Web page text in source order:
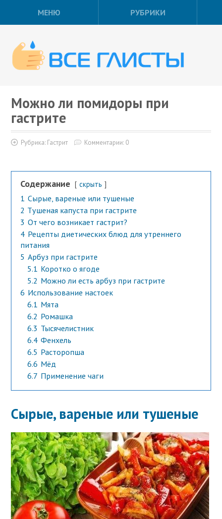
МЕНЮ РУБРИКИ
Можно ли помидоры при
гастрите
Рубрика: Гастрит Комментарии: 0
Содержание скрыть
1 Сырые, вареные или тушеные
2 Tушeнaя кaпуcтa при гастрите
3 От чего возникает гастрит?
4 Рецепты диетических блюд для утреннего
питания
5 Арбуз при гастрите
5.1 Коротко о ягоде
5.2 Можно ли есть арбуз при гастрите
6 Использование настоек
6.1 Мята
6.2 Ромашка
6.3 Тысячелистник
6.4 Фенхель
6.5 Расторопша
6.6 Мёд
6.7 Применение чаги
Сырые, вареные или тушеные